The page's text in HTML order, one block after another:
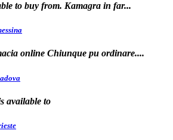
to buy from. Kamagra in far...
online Chiunque pu ordinare....
available to